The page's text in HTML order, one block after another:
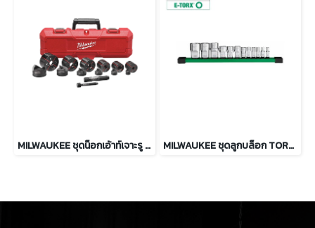
MILWAUKEE ชุดน็อกเอ้าท์เจาะรู 1/2 - 2 นิ้ว รุ่น 49-16-2693 MILWAUKEE ชุดลูกบล็อก TORX แกน 1/4", 3/8" และ 1/2" รุ่น 48-22-9570